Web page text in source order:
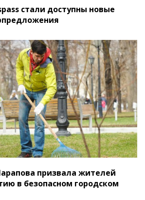
стали доступны новые
призвала жителей
в безопасном городском